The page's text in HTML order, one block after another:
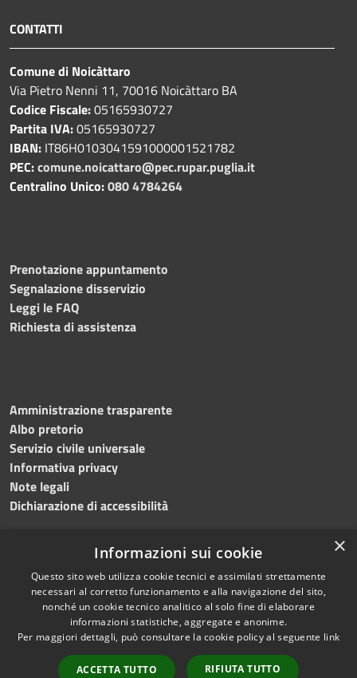
CONTATTI
Comune di Noicàttaro
Via Pietro Nenni 11, 70016 Noicàttaro BA
Codice Fiscale:05165930727
Partita IVA:05165930727
IBAN: IT86H0103041591000001521782
PEC:comune.noicattaro@pec.rupar.puglia.it
Centralino Unico:080 4784264
Prenotazione appuntamento
Segnalazione disservizio
Leggi le FAQ
Richiesta di assistenza
Amministrazione trasparente
Albo pretorio
Servizio civile universale
Informativa privacy
Note legali
Dichiarazione di accessibilità
RSS
Accessibilità
Cookie
Mappa del sito
Copyright © 2023 •
Comune di Noicàttaro
Powered byMunicipium
Redazione•Portale
dipendente
×
Informazioni sui cookie
Questo sito web utilizza cookie tecnici e assimilati strettamente
necessari al corretto funzionamento e alla navigazione del sito,
nonché un cookie tecnico analitico al solo fine di elaborare
informazioni statistiche, aggregate e anonime.
Per maggiori dettagli, può consultare la cookie policy al seguente link
ACCETTA TUTTO RIFIUTA TUTTO